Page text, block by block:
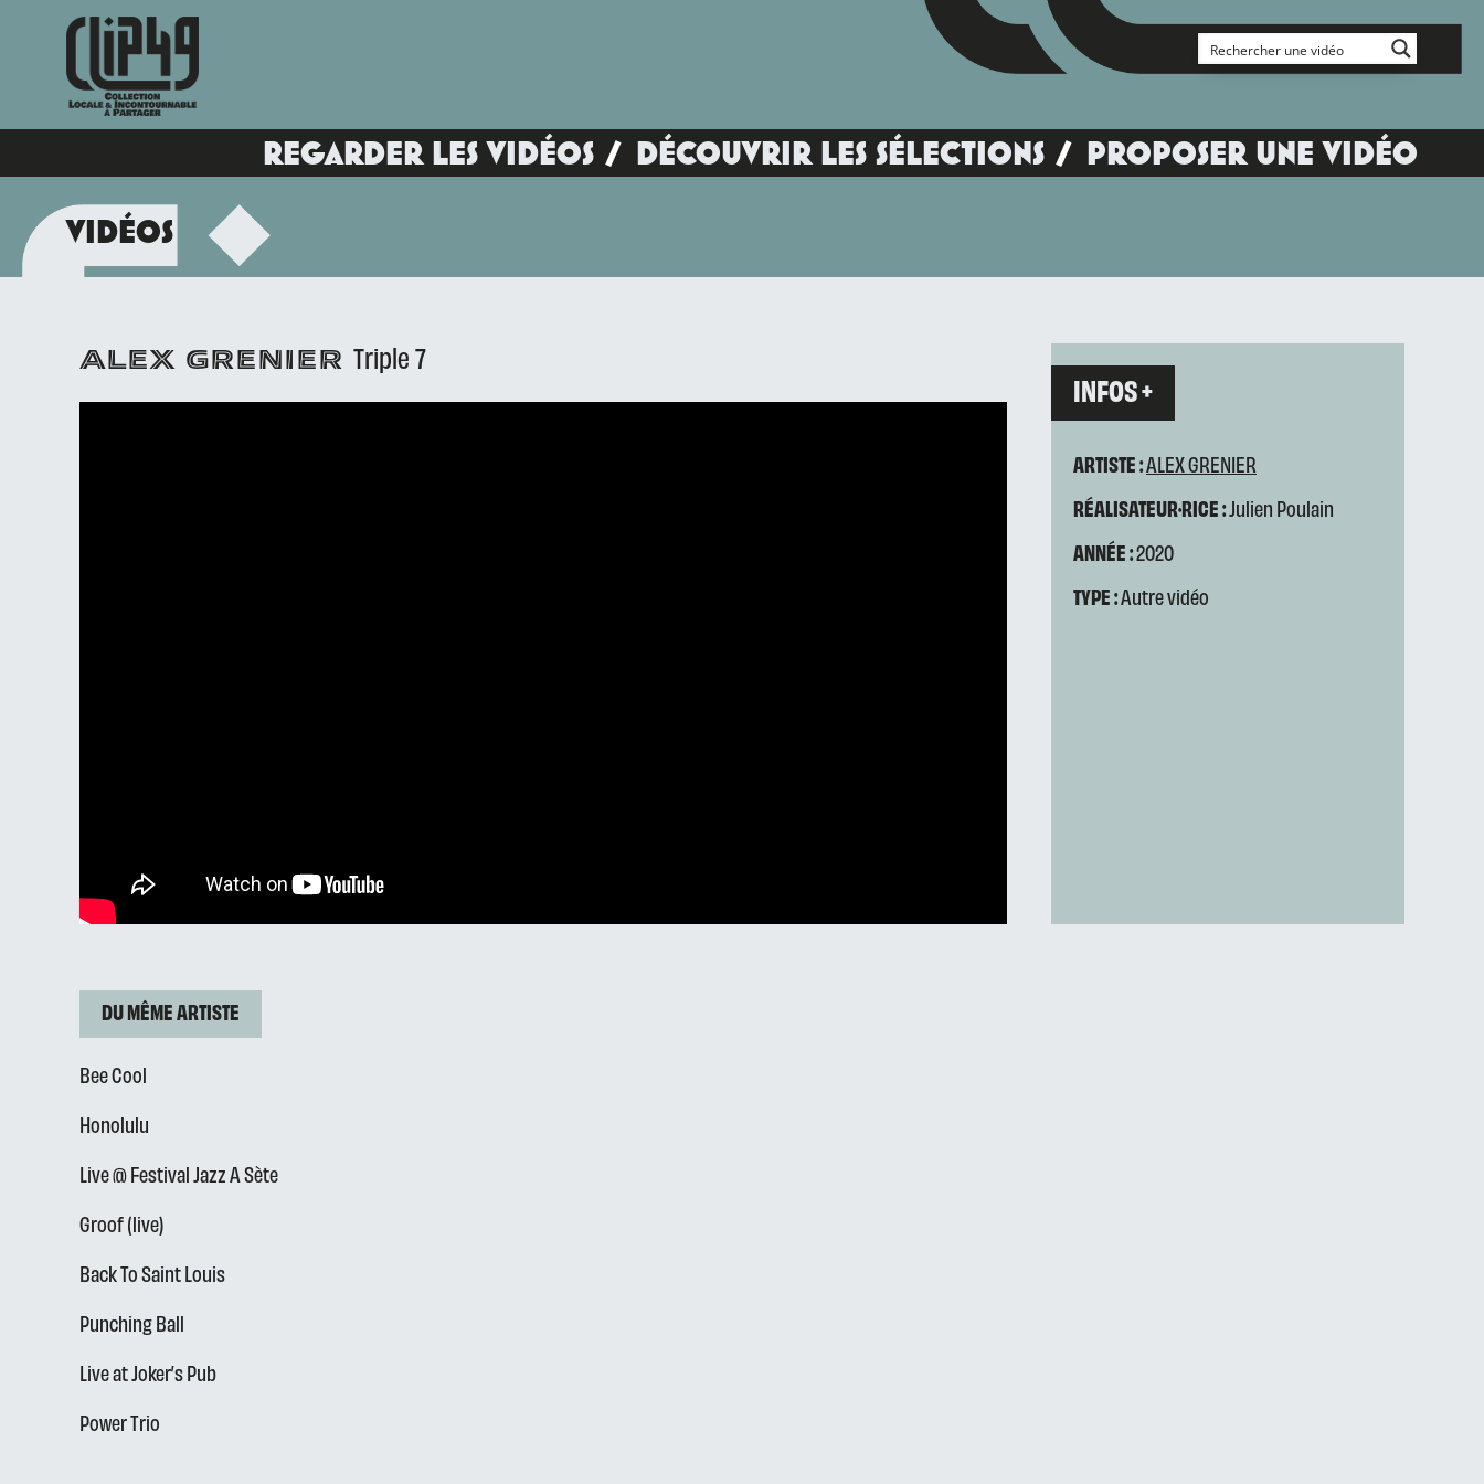
REGARDER LES VIDÉOS DÉCOUVRIR LES SÉLECTIONS PROPOSER UNE VIDÉO
VIDÉOS
ALEX GRENIER Triple 7
INFOS +
ARTISTE :ALEX GRENIER
RÉALISATEUR·RICE :Julien Poulain
ANNÉE :2020
TYPE :Autre vidéo
DU MÊME ARTISTE
Bee Cool
Honolulu
Live @ Festival Jazz A Sète
Groof (live)
Back To Saint Louis
Punching Ball
Live at Joker’s Pub
Power Trio